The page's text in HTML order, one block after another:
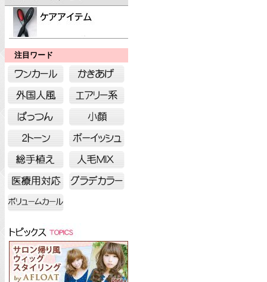
注目ワード